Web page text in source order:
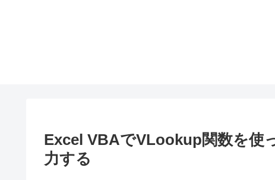
Excel VBAでVLookup関数を使
力する